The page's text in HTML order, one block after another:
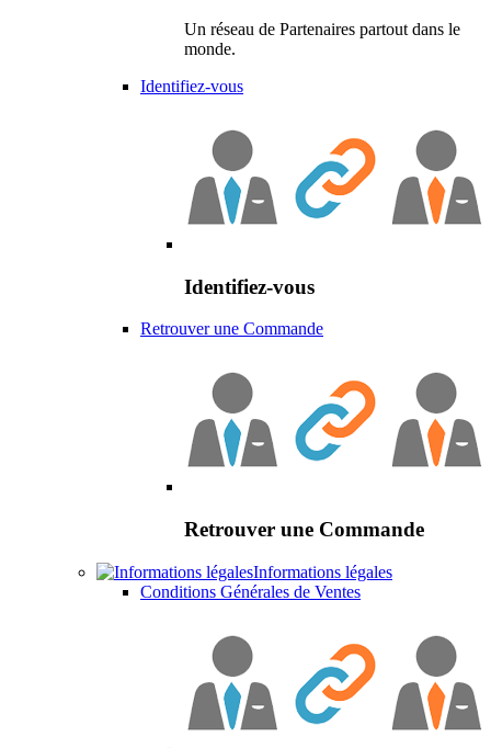
Un réseau de Partenaires partout dans le
monde.
Identifiez-vous
Identifiez-vous
Retrouver une Commande
Retrouver une Commande
Informations légales
Conditions Générales de Ventes